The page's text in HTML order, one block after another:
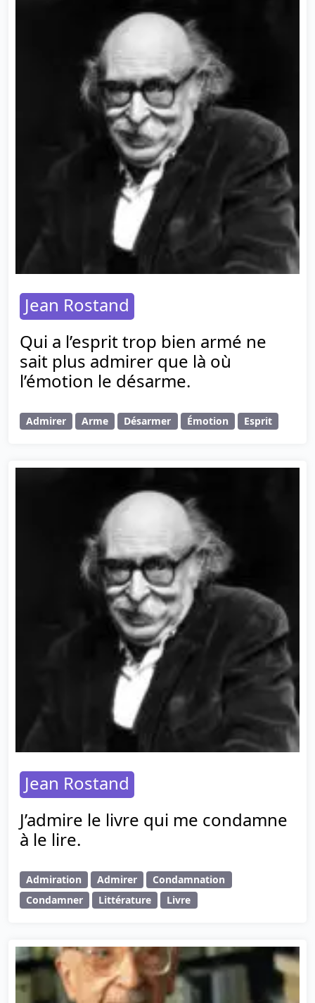
Jean Rostand
Qui a l’esprit trop bien armé ne
sait plus admirer que là où
l’émotion le désarme.
Admirer Arme Désarmer Émotion Esprit
Jean Rostand
J’admire le livre qui me condamne
à le lire.
Admiration Admirer
Condamnation
Condamner
Littérature Livre